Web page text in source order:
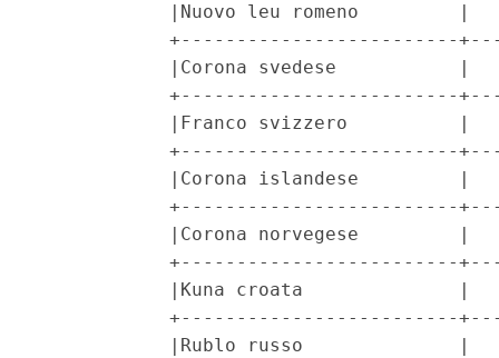
|Nuovo leu romeno         |
+-------------------------
|Corona svedese           |
+-------------------------
|Franco svizzero          |
+-------------------------
|Corona islandese         |
+-------------------------
|Corona norvegese         |
+-------------------------
|Kuna croata              |
+-------------------------
|Rublo russo              |